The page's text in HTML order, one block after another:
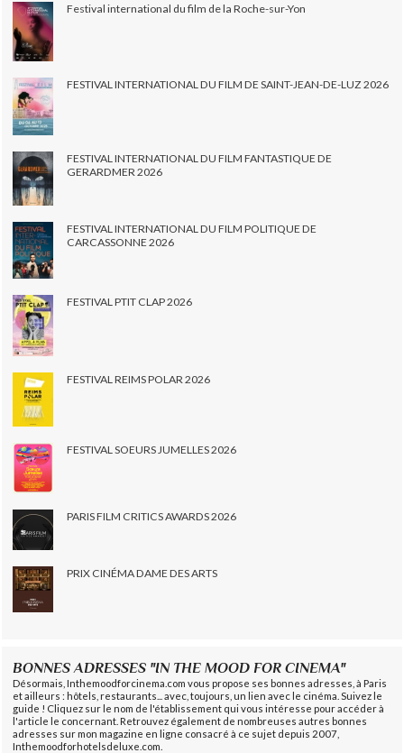
Festival international du film de la Roche-sur-Yon
FESTIVAL INTERNATIONAL DU FILM DE SAINT-JEAN-DE-LUZ 2026
FESTIVAL INTERNATIONAL DU FILM FANTASTIQUE DE
GERARDMER 2026
FESTIVAL INTERNATIONAL DU FILM POLITIQUE DE
CARCASSONNE 2026
FESTIVAL PTIT CLAP 2026
FESTIVAL REIMS POLAR 2026
FESTIVAL SOEURS JUMELLES 2026
PARIS FILM CRITICS AWARDS 2026
PRIX CINÉMA DAME DES ARTS
BONNES ADRESSES "IN THE MOOD FOR CINEMA"
Désormais, Inthemoodforcinema.com vous propose ses bonnes adresses, à Paris
et ailleurs : hôtels, restaurants... avec, toujours, un lien avec le cinéma. Suivez le
guide ! Cliquez sur le nom de l'établissement qui vous intéresse pour accéder à
l'article le concernant. Retrouvez également de nombreuses autres bonnes
adresses sur mon magazine en ligne consacré à ce sujet depuis 2007,
Inthemoodforhotelsdeluxe.com.